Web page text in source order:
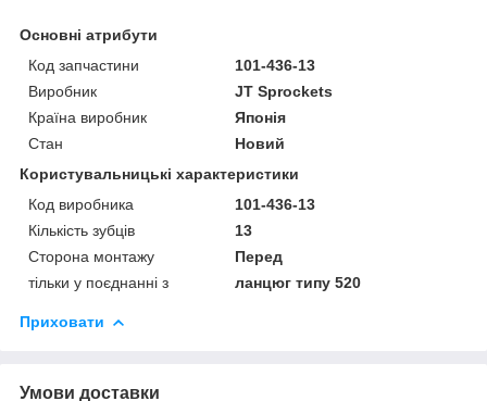
Основні атрибути
Код запчастини
101-436-13
Виробник
JT Sprockets
Країна виробник
Японія
Стан
Новий
Користувальницькі характеристики
Код виробника
101-436-13
Кількість зубців
13
Сторона монтажу
Перед
тільки у поєднанні з
ланцюг типу 520
Приховати
Умови доставки